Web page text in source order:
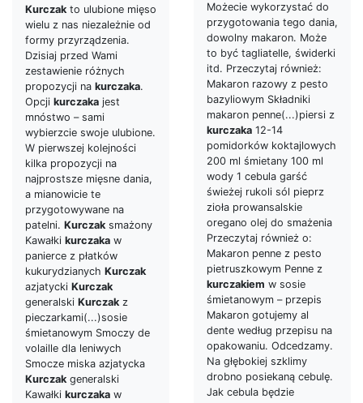
Możecie wykorzystać do
przygotowania tego dania,
dowolny makaron. Może
to być tagliatelle, świderki
itd. Przeczytaj również:
Makaron razowy z pesto
bazyliowym Składniki
makaron penne(...)piersi z
kurczaka 12-14
pomidorków koktajlowych
200 ml śmietany 100 ml
wody 1 cebula garść
świeżej rukoli sól pieprz
zioła prowansalskie
oregano olej do smażenia
Przeczytaj również o:
Makaron penne z pesto
pietruszkowym Penne z
kurczakiem w sosie
śmietanowym – przepis
Makaron gotujemy al
dente według przepisu na
opakowaniu. Odcedzamy.
Na głębokiej szklimy
drobno posiekaną cebulę.
Jak cebula będzie
Kurczakto ulubione mięso
wielu z nas niezależnie od
formy przyrządzenia.
Dzisiaj przed Wami
zestawienie różnych
propozycji na kurczaka.
Opcji kurczaka jest
mnóstwo – sami
wybierzcie swoje ulubione.
W pierwszej kolejności
kilka propozycji na
najprostsze mięsne dania,
a mianowicie te
przygotowywane na
patelni. Kurczaksmażony
Kawałki kurczaka w
panierce z płatków
kukurydzianych Kurczak
azjatycki Kurczak
generalski Kurczakz
pieczarkami(...)sosie
śmietanowym Smoczy de
volaille dla leniwych
Smocze miska azjatycka
Kurczakgeneralski
Kawałki kurczaka w